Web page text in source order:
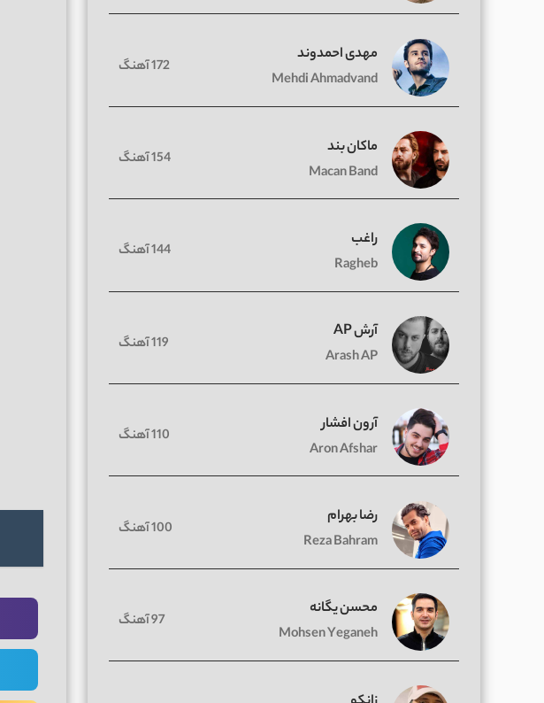
مهدی احمدوند
Mehdi Ahmadvand
172 آهنگ
ماکان بند
Macan Band
154 آهنگ
راغب
Ragheb
144 آهنگ
آرش AP
Arash AP
119 آهنگ
آرون افشار
Aron Afshar
110 آهنگ
رضا بهرام
Reza Bahram
100 آهنگ
محسن یگانه
Mohsen Yeganeh
97 آهنگ